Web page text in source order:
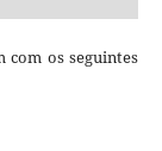
com os seguintes